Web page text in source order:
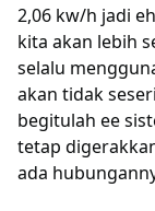
2,06 kw/h jadi
kita akan lebih
selalu
akan tidak
begitulah ee
tetap
ada